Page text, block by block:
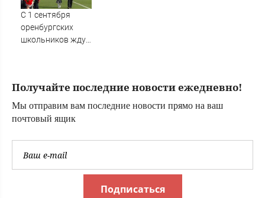
С 1 сентября
оренбургских
школьников ждут
Получайте последние новости ежедневно!
Мы отправим вам последние новости прямо на ваш
почтовый ящик
Подписаться